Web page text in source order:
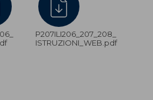
P207ILI206_207_208_
ISTRUZIONI_WEB.pdf